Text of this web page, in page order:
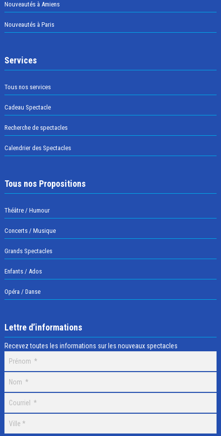
Nouveautés à Amiens
Nouveautés à Paris
Services
Tous nos services
Cadeau Spectacle
Recherche de spectacles
Calendrier des Spectacles
Tous nos Propositions
Théâtre / Humour
Concerts / Musique
Grands Spectacles
Enfants / Ados
Opéra / Danse
Lettre d’informations
Recevez toutes les informations sur les nouveaux spectacles